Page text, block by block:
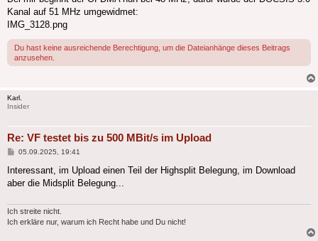
Kanal auf 51 MHz umgewidmet:
IMG_3128.png
Du hast keine ausreichende Berechtigung, um die Dateianhänge dieses Beitrags
anzusehen.
Karl.
Insider
Re: VF testet bis zu 500 MBit/s im Upload
Beitrag
05.09.2025, 19:41
Interessant, im Upload einen Teil der Highsplit Belegung, im Download
aber die Midsplit Belegung...
Ich streite nicht.
Ich erkläre nur, warum ich Recht habe und Du nicht!